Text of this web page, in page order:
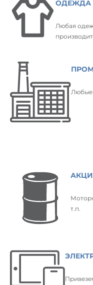
ОДЕЖДА
Любая
Любые
т.п.